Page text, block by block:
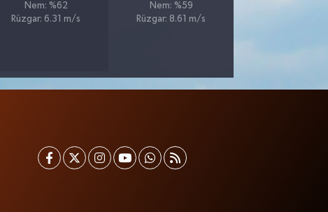
Nem: %62
Rüzgar: 6.31 m/s
Nem: %59
Rüzgar: 8.61 m/s